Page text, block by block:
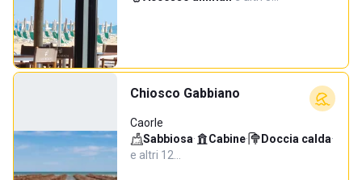
Chiosco Gabbiano
Caorle
Sabbiosa· Cabine· Doccia calda·
e altri 12…